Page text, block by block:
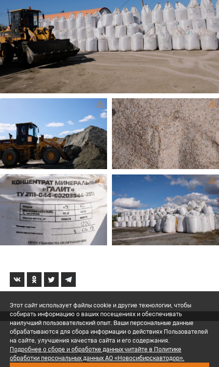
© 2026 Группа компаний «Новосибирскавтодор»
8 (800) 200-05-06
Политика обработки ПД
Этот сайт использует файлы cookie и другие технологии, чтобы
собирать информацию о ваших посещениях и обеспечивать
наилучший пользовательский опыт. Ваши персональные данные
обрабатываются для сбора информации о действиях Пользователей
на сайте, улучшения качества сайта и его содержания.
Подробнее о сборе и обработке данных читайте в Политике
обработки персональных данных АО «Новосибирскавтодор».